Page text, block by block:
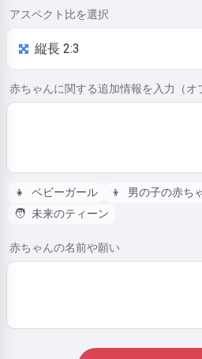
アスペクト比を選択
赤ちゃんに関する追加情報を入力（オ
👧 ベビーガール 👦 男の子の赤ち
🧑 未来のティーン
赤ちゃんの名前や願い